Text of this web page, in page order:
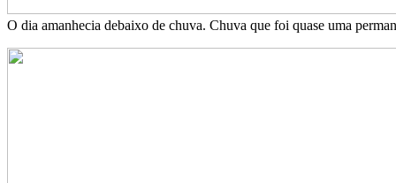
O dia amanhecia debaixo de chuva. Chuva que foi quase uma